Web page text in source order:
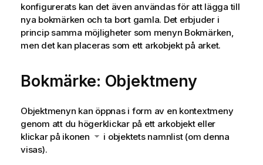
konfigurerats kan det även användas för att lägga till
nya bokmärken och ta bort gamla. Det erbjuder i
princip samma möjligheter som menyn Bokmärken,
men det kan placeras som ett arkobjekt på arket.
Bokmärke: Objektmeny
Objektmenyn kan öppnas i form av en kontextmeny
genom att du högerklickar på ett arkobjekt eller
klickar på ikonen
i objektets namnlist (om denna
visas).